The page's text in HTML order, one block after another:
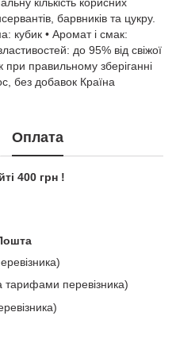
барвників та цукру.
кубик • Аромат і смак:
до 95% від свіжої
при правильному зберіганні
без добавок Країна
Оплата
400 грн !
перевізника)